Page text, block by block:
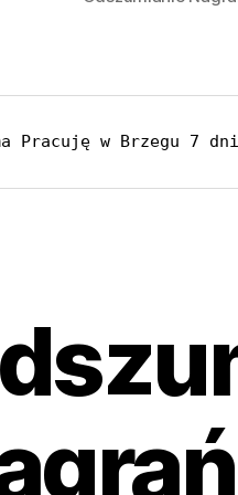
Pracuję w Brzegu 7